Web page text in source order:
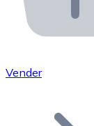
Integra
Únete a
Añade tu
Vender